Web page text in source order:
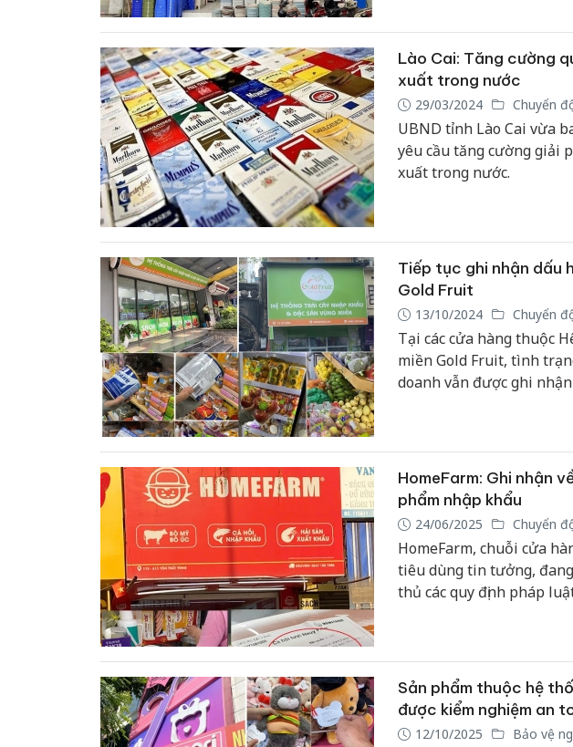
Miniti Mart 10K.
Lào Cai: Tăng cường
xuất trong nước
29/03/2024 Chuyển
UBND tỉnh Lào Cai vừa
yêu cầu tăng cường giải
xuất trong nước.
Tiếp tục ghi nhận dấu
Gold Fruit
13/10/2024 Chuyển
Tại các cửa hàng thuộc
miền Gold Fruit, tình
doanh vẫn được ghi
pháp luật có liên quan.
HomeFarm: Ghi nhận
phẩm nhập khẩu
24/06/2025 Chuyển
HomeFarm, chuỗi cửa
tiêu dùng tin tưởng,
thủ các quy định pháp
băn khoăn từ phía
bày bán tại đây.
Sản phẩm thuộc hệ
được kiểm nghiệm an
12/10/2025 Bảo vệ